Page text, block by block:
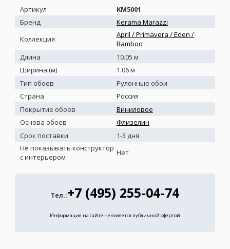
Артикул
KM5001
Бренд
Kerama Marazzi
Коллекция
April / Primavera / Eden /
Bamboo
Длина
10.05 м
Ширина (м)
1.06 м
Тип обоев
Рулонные обои
Страна
Россия
Покрытие обоев
Виниловое
Основа обоев
Флизелин
Срок поставки
1-3 дня
Не показывать конструктор
с интерьером
Нет
Тел.:+7 (495) 255-04-74
Информация на сайте не является публичной офертой